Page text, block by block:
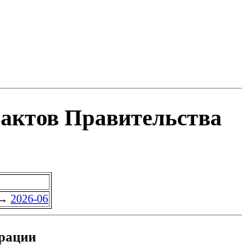
Правительства
2026-06